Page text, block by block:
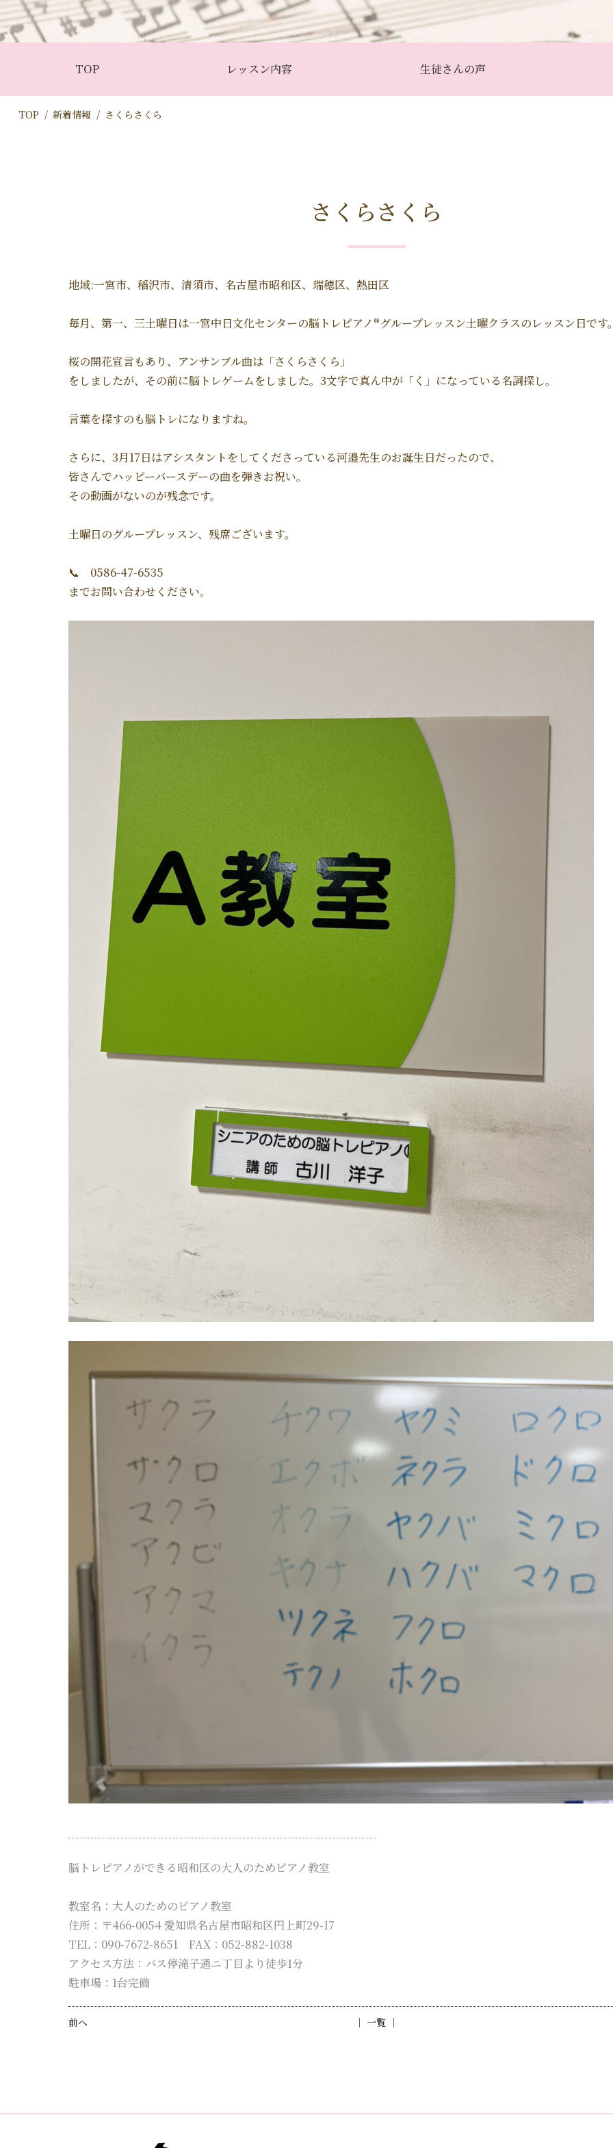
TOP レッスン内容 生徒さんの声
TOP 新着情報 さくらさくら
さくらさくら
地域:一宮市、稲沢市、清須市、名古屋市昭和区、瑞穂区、熱田区
毎月、第一、三土曜日は一宮中日文化センターの脳トレピアノ®︎グループレッスン土曜クラスのレッスン日です
桜の開花宣言もあり、アンサンブル曲は「さくらさくら」
をしましたが、その前に脳トレゲームをしました。3文字で真ん中が「く」になっている名詞探し。
言葉を探すのも脳トレになりますね。
さらに、3月17日はアシスタントをしてくださっている河邉先生のお誕生日だったので、
皆さんでハッピーバースデーの曲を弾きお祝い。
その動画がないのが残念です。
土曜日のグループレッスン、残席ございます。
📞 0586-47-6535
までお問い合わせください。
脳トレピアノができる昭和区の大人のためピアノ教室
教室名：大人のためのピアノ教室
住所：〒466-0054 愛知県名古屋市昭和区円上町29-17
TEL：090-7672-8651 FAX：052-882-1038
アクセス方法：バス停滝子通ニ丁目より徒歩1分
駐車場：1台完備
前へ │ 一覧 │